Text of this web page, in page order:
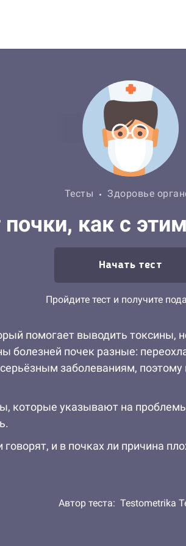
Тесты Здоровье
как с
Начать тест
Пройдите тест и получите
помогает выводить токсины,
болезней почек разные:
заболеваниям,
которые указывают на
и в почках ли причина
Автор теста: Testometrika